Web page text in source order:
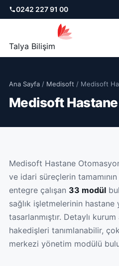
0242 227 91 00
Talya Bilişim
Ana Sayfa / Medisoft / Medisoft
Medisoft Hastane
Medisoft Hastane
ve idari süreçlerin
entegre çalışan 33 modül
sağlık işletmelerinin
tasarlanmıştır. Detaylı
hakedişleri tanımlanabilir,
merkezi yönetim modülü